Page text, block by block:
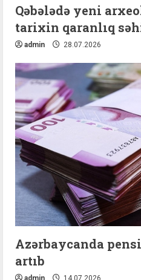
Qəbələdə yeni
tarixin qaranlıq
admin 28.07.2026
Azərbaycanda
artıb
admin 14.07.2026